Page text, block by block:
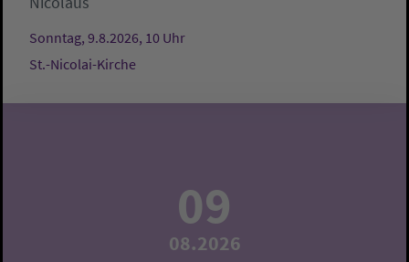
Sonntag, 9.8.2026, 10 Uhr
St.-Nicolai-Kirche
09
08.2026